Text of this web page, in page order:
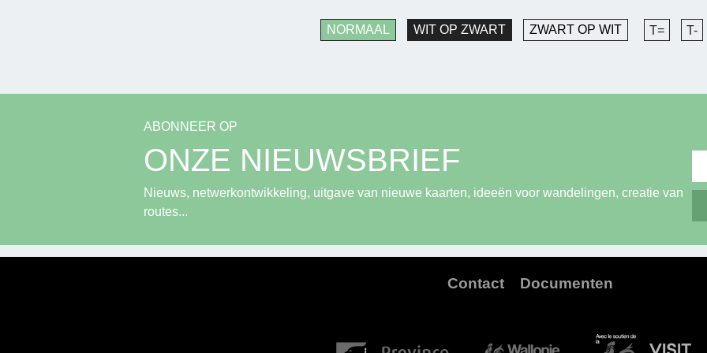
NORMAAL WIT OP ZWART ZWART OP WIT T= T-
ABONNEER OP
ONZE NIEUWSBRIEF
Nieuws, netwerkontwikkeling, uitgave van nieuwe kaarten, ideeën voor wandelingen, creatie van
routes...
Contact Documenten